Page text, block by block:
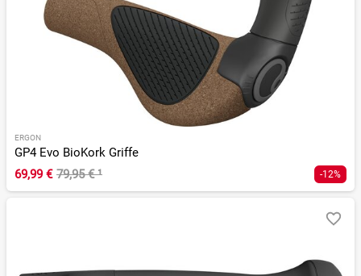
ERGON
GP4 Evo BioKork Griffe
69,99 € 79,95 €¹ -12%